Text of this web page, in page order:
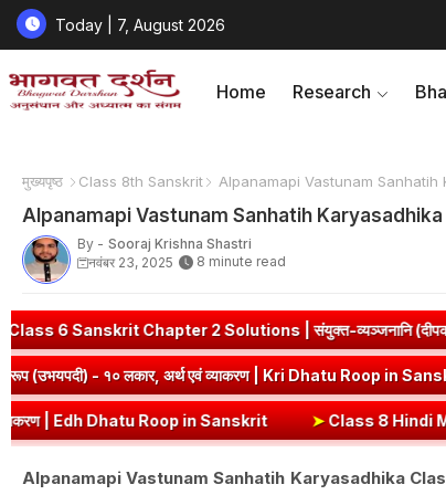
Today | 7, August 2026
Home Research
मुख्यपृष्ठ Class 8th Sanskrit Alpanamapi Vastunam
Alpanamapi Vastunam Sanhatih
By - Sooraj Krishna Shastri
नवंबर 23, 2025
8 minute read
2 Solutions | संयुक्त-व्यञ्जनानि (दीपकम) |
➤कृ धातु रूप (उभयपदी) - १० लकार, अर्थ एवं व्याकरण | Kri
Roop in Sanskrit ➤Class 8 Hindi Malhar Chapter 4
Alpanamapi Vastunam Sanhatih Karyasadhika